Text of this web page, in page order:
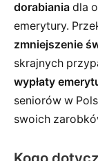
dorabiania dla
emerytury.
zmniejszenie
skrajnych
wypłaty
seniorów w
swoich